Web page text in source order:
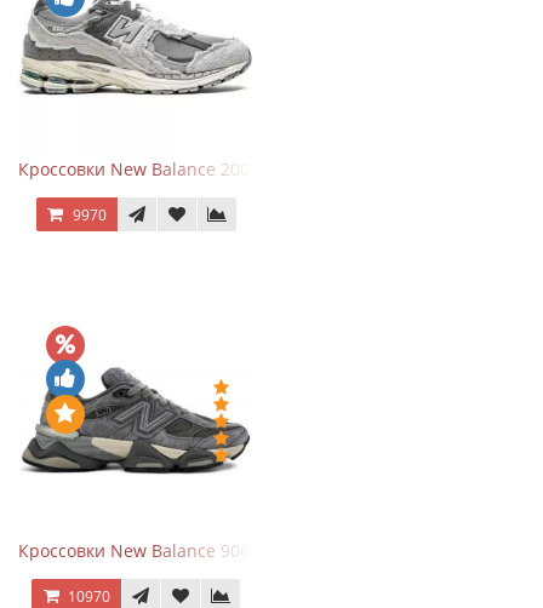
Кроссовки New Balance 2002R Protection Pack Grey
9970
Кроссовки New Balance 9060 x Joe Freshgoods Dark Grey
10970